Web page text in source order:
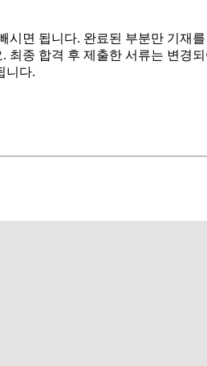
시면 됩니다. 완료된 부분만 기재
최종 합격 후 제출한 서류는 변경
니다.